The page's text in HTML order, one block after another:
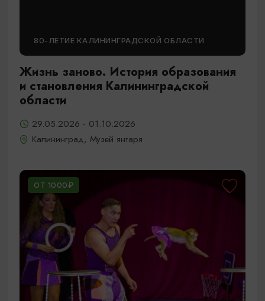
80-ЛЕТИЕ КАЛИНИНГРАДСКОЙ ОБЛАСТИ
Жизнь заново. История образования
и становления Калининградской
области
29.05.2026 - 01.10.2026
Калининград, Музей янтаря
ОТ 1000₽